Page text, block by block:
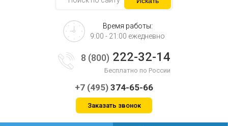
Время работы:
9:00 - 21:00 ежедневно
8 (800) 222-32-14
Бесплатно по России
+7 (495) 374-65-66
Заказать звонок